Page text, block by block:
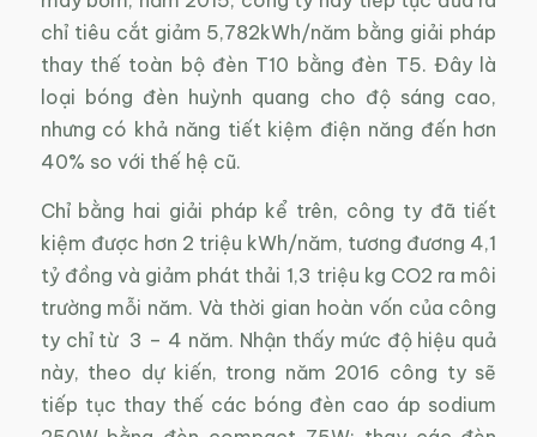
chỉ tiêu cắt giảm 5,782kWh/năm bằng giải pháp
thay thế toàn bộ đèn T10 bằng đèn T5. Đây là
loại bóng đèn huỳnh quang cho độ sáng cao,
nhưng có khả năng tiết kiệm điện năng đến hơn
40% so với thế hệ cũ.
Chỉ bằng hai giải pháp kể trên, công ty đã tiết
kiệm được hơn 2 triệu kWh/năm, tương đương 4,1
tỷ đồng và giảm phát thải 1,3 triệu kg CO2 ra môi
trường mỗi năm. Và thời gian hoàn vốn của công
ty chỉ từ 3 – 4 năm. Nhận thấy mức độ hiệu quả
này, theo dự kiến, trong năm 2016 công ty sẽ
tiếp tục thay thế các bóng đèn cao áp sodium